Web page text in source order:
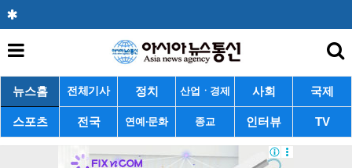
뉴스홈 전체기사 정치 산업ㆍ경제 사회 국제
스포츠 전국 연예·문화 종교 인터뷰 TV